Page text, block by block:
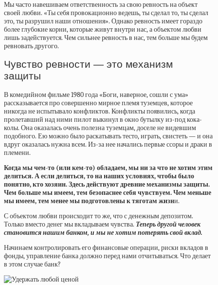
Мы часто навешиваем ответственность за свою ревность на объект
своей любви. «Ты себя провокационно ведешь, ты сделал то, ты сделал
это, ты разрушил наши отношения». Однако ревность имеет гораздо
более глубокие корни, которые живут внутри нас, а объектом любви
лишь задействуется. Чем сильнее ревность в нас, тем больше мы будем
ревновать другого.
Чувство ревности — это механизм
защиты
В комедийном фильме 1980 года «Боги, наверное, сошли с ума»
рассказывается про совершенно мирное племя туземцев, которое
никогда не испытывало конфликтов. Конфликты появились, когда
пролетавший над ними пилот выкинул в окно бутылку из-под кока-
колы. Она оказалась очень полезна туземцам, доселе не видевшим
подобного. Ею можно было раскатывать тесто, играть, свистеть — и она
вдруг оказалась нужна всем. Из-за нее начались первые ссоры и драки в
племени.
Когда мы чем-то (или кем-то) обладаем, мы ни за что не хотим этим
делиться. А если делиться, то на наших условиях, чтобы было
понятно, кто хозяин. Здесь действуют древние механизмы защиты.
Чем больше мы имеем, тем безопаснее себя чувствуем. Чем меньше
мы имеем, тем менее мы подготовлены к тяготам жизни.
С объектом любви происходит то же, что с денежным депозитом.
Только вместо денег мы вкладываем чувства. Теперь другой человек
становится нашим банком, и мы не хотим потерять свой вклад.
Начинаем контролировать его финансовые операции, риски вкладов в
фонды, управление банка должно перед нами отчитываться. Что делает
в этом случае банк?